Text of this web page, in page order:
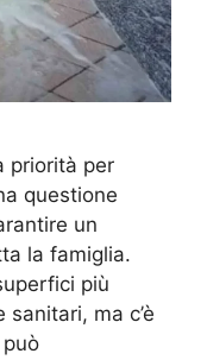
priorità per
questione
un
la famiglia.
più
ma c’è